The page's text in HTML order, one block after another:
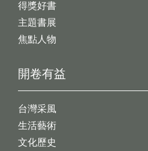
開卷有益
台灣采風
生活藝術
文化歷史
得獎好書
主題書展
焦點人物